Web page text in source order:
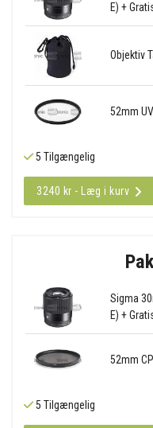
E) +
Objektiv
52mm
5 Tilgængelig
3240 kr - Læg i kurv
Sigma
E) +
52mm
5 Tilgængelig